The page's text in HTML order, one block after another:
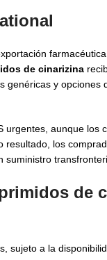
de cinarizina
genéricas y opciones
urgentes, aunque los
resultado, los
de
sujeto a la